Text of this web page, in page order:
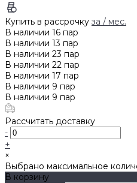
Купить в рассрочку за / мес.
В наличии 16 пар
В наличии 13 пар
В наличии 23 пар
В наличии 22 пар
В наличии 17 пар
В наличии 9 пар
В наличии 9 пар
Рассчитать доставку
-
+
×
Выбрано максимальное
В корзину